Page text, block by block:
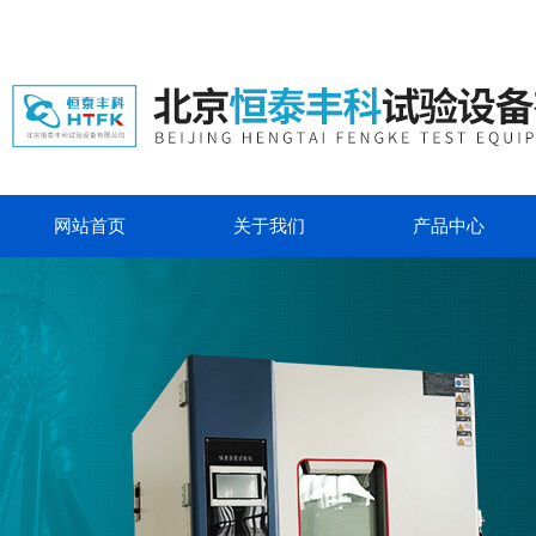
网站首页 关于我们 产品中心